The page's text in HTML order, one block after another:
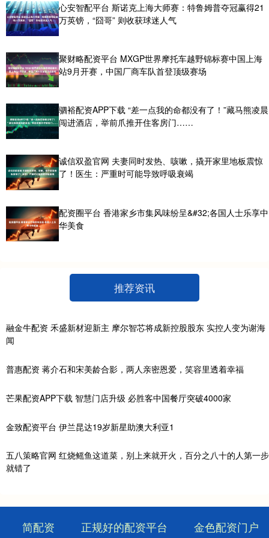
心安智配平台 斯诺克上海大师赛：特鲁姆普夺冠赢得21
万英镑，“囧哥” 则收获球迷人气
聚财略配资平台 MXGP世界摩托车越野锦标赛中国上海
站9月开赛，中国厂商车队首登顶级赛场
驷裕配资APP下载 “差一点我的命都没有了！”藏马熊凌晨
闯进酒店，举前爪推开住客房门……
诚信双盈官网 夫妻同时发热、咳嗽，撬开家里地板震惊
了！医生：严重时可能导致呼吸衰竭
配资圈平台 香港家乡市集风味纷呈&#32;各国人士乐享中
华美食
推荐资讯
融金牛配资 禾盛新材迎新主 摩尔智芯将成新控股股东 实控人变为谢海
闻
普惠配资 蒋介石和宋美龄合影，两人亲密恩爱，笑容里透着幸福
芒果配资APP下载 智慧门店升级 必胜客中国餐厅突破4000家
金致配资平台 伊兰昆达19岁新星助澳大利亚1
五八策略官网 红烧鳐鱼这道菜，别上来就开火，百分之八十的人第一步
就错了
简配资 正规好的配资平台
金色配资门户